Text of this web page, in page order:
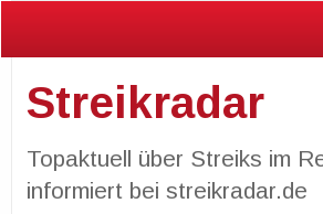
Streikradar
Topaktuell über Streiks im
informiert bei streikradar.de